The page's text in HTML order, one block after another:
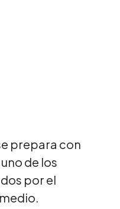
prepara con
de los
por el